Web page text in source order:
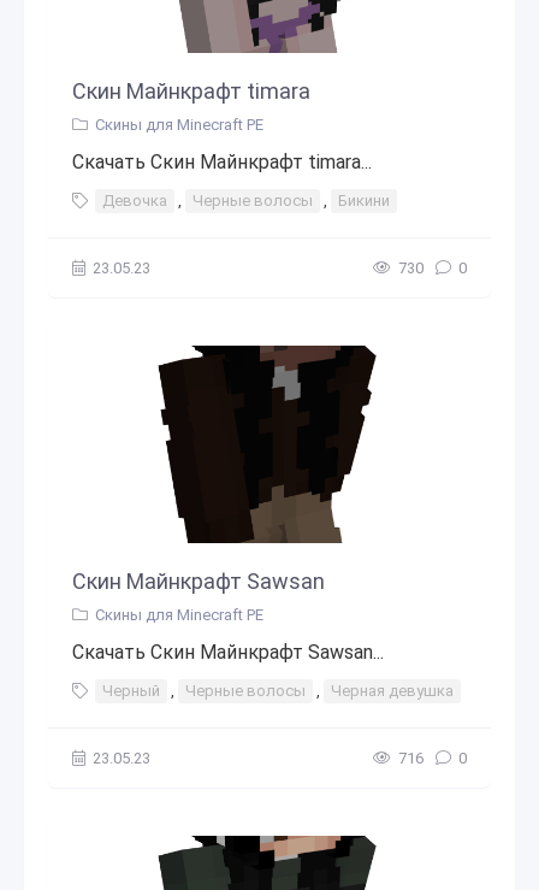
Скин Майнкрафт timara
Скины для Minecraft PE
Скачать Скин Майнкрафт timara...
Девочка , Черные волосы , Бикини
23.05.23 730 0
Скин Майнкрафт Sawsan
Скины для Minecraft PE
Скачать Скин Майнкрафт Sawsan...
Черный , Черные волосы , Черная девушка
23.05.23 716 0